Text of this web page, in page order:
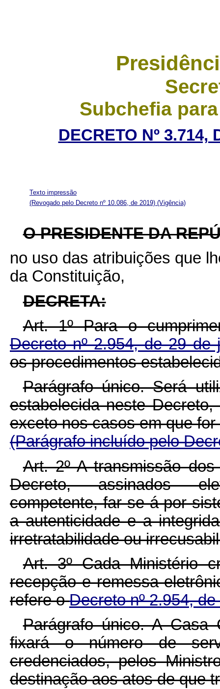
Subchefia
DECRETO Nº 3.714,
Texto impressão
(Revogado pelo Decreto nº 10.086, de 2019) (Vigência)
O PRESIDENTE DA
no uso das atribuições que
da Constituição,
DECRETA:
Art. 1º Para o
Decreto nº 2.954, de 29
os procedimentos
Parágrafo único. Será
estabelecida neste
exceto nos casos em que
(Parágrafo incluído pelo
Art. 2º A transmissão
Decreto, assinados
competente, far-se-á por
a autenticidade e a
irretratabilidade ou
Art. 3º Cada Ministério
recepção e remessa
refere oDecreto nº 2.954,
Parágrafo único. A Casa
fixará o número de
credenciados, pelos
destinação aos atos de que